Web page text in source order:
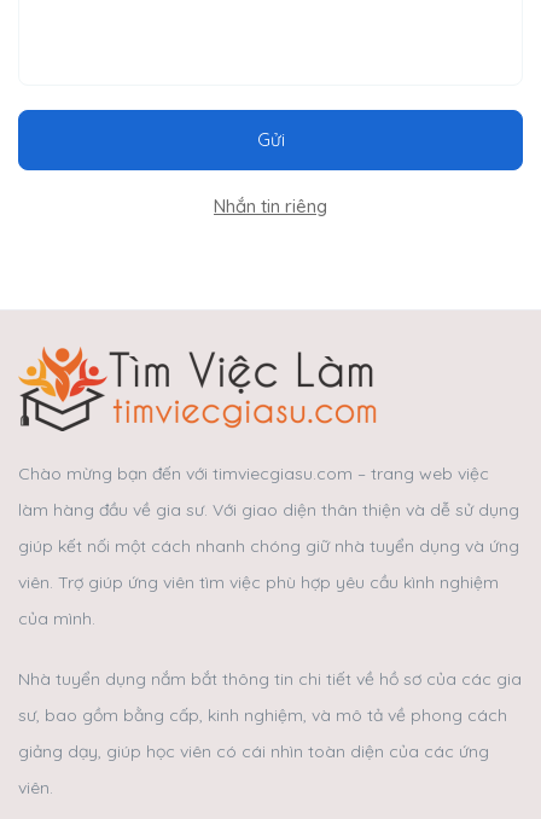
Gửi
Nhắn tin riêng
Chào mừng bạn đến với timviecgiasu.com – trang web việc
làm hàng đầu về gia sư. Với giao diện thân thiện và dễ sử dụng
giúp kết nối một cách nhanh chóng giữ nhà tuyển dụng và ứng
viên. Trợ giúp ứng viên tìm việc phù hợp yêu cầu kình nghiệm
của mình.
Nhà tuyển dụng nắm bắt thông tin chi tiết về hồ sơ của các gia
sư, bao gồm bằng cấp, kinh nghiệm, và mô tả về phong cách
giảng dạy, giúp học viên có cái nhìn toàn diện của các ứng
viên.